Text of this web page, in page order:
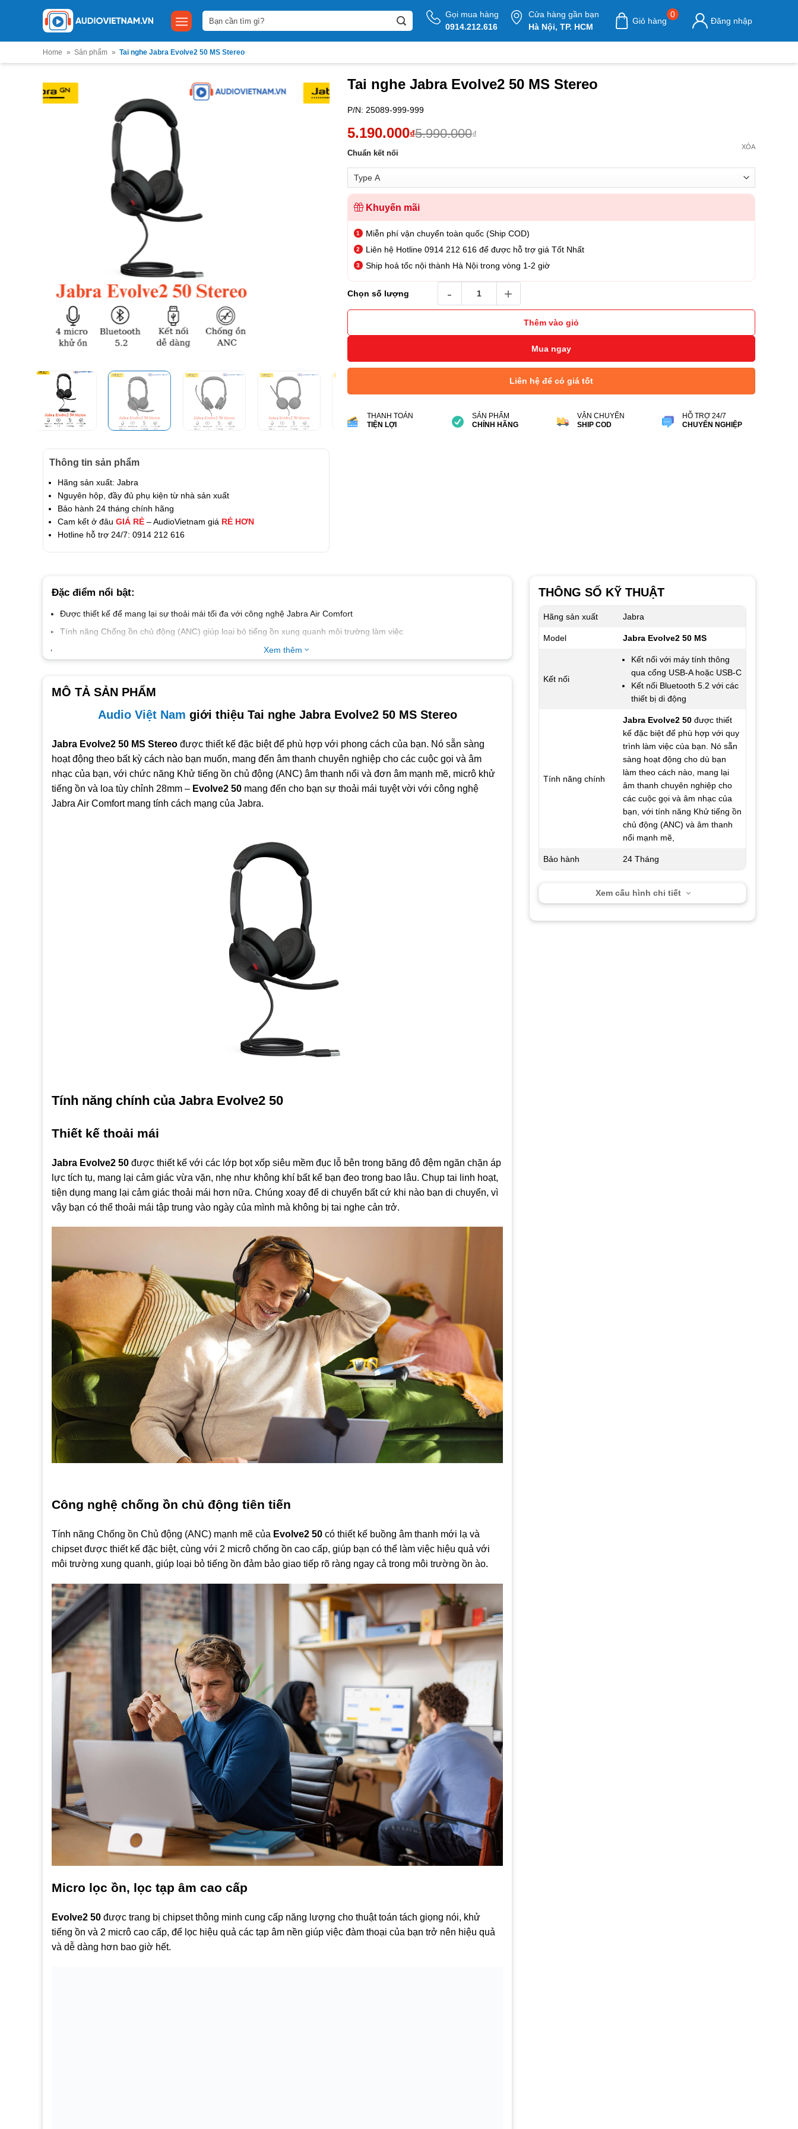
Tìm
kiếm:
Gọi mua hàng
0914.212.616
Cửa hàng gần bạn
Hà Nội, TP. HCM
Giỏ hàng
0
Đăng nhập
Home » Sản phẩm » Tai nghe Jabra Evolve2 50 MS Stereo
Thông tin sản phẩm
Hãng sản xuất: Jabra
Nguyên hộp, đầy đủ phụ kiện từ nhà sản xuất
Bảo hành 24 tháng chính hãng
Cam kết ở đâu GIÁ RẺ – AudioVietnam giá RẺ HƠN
Hotline hỗ trợ 24/7: 0914 212 616
Tai nghe Jabra Evolve2 50 MS Stereo
P/N: 25089-999-999
5.190.000₫5.990.000₫
Chuẩn kết nối
XÓA
Khuyến mãi
Miễn phí vận chuyển toàn quốc (Ship COD)
Liên hệ Hotline 0914 212 616 để được hỗ trợ giá Tốt Nhất
Ship hoả tốc nội thành Hà Nội trong vòng 1-2 giờ
Chọn số lượng
Thêm vào giỏ
Mua ngay
Liên hệ để có giá tốt
THANH TOÁN
TIỆN LỢI
SẢN PHẨM
CHÍNH HÃNG
VẬN CHUYỂN
SHIP COD
HỖ TRỢ 24/7
CHUYÊN NGHIỆP
Đặc điểm nổi bật:
Được thiết kế để mang lại sự thoải mái tối đa với công nghệ Jabra Air Comfort
Tính năng Chống ồn chủ động (ANC) giúp loại bỏ tiếng ồn xung quanh môi trường làm việc
Làm việc chuyên nghiệp ở mọi nơi, với công nghệ micro khử tiếng ồn
Sử dụng dễ dàng và kết nối được 2 thiết bị sử dụng dây kết nối USB và Bluetooth
Xem thêm
MÔ TẢ SẢN PHẨM
Audio Việt Nam giới thiệu Tai nghe Jabra Evolve2 50 MS Stereo
Jabra Evolve2 50 MS Stereo được thiết kế đặc biệt để phù hợp với phong cách của bạn. Nó sẵn sàng
hoạt động theo bất kỳ cách nào bạn muốn, mang đến âm thanh chuyên nghiệp cho các cuộc gọi và âm
nhạc của bạn, với chức năng Khử tiếng ồn chủ động (ANC) âm thanh nổi và đơn âm mạnh mẽ, micrô khử
tiếng ồn và loa tùy chỉnh 28mm – Evolve2 50 mang đến cho bạn sự thoải mái tuyệt vời với công nghệ
Jabra Air Comfort mang tính cách mạng của Jabra.
Tính năng chính của Jabra Evolve2 50
Thiết kế thoải mái
Jabra Evolve2 50 được thiết kế với các lớp bọt xốp siêu mềm đục lỗ bên trong băng đô đệm ngăn chặn áp
lực tích tụ, mang lại cảm giác vừa vặn, nhẹ như không khí bất kể bạn đeo trong bao lâu. Chụp tai linh hoạt,
tiện dụng mang lại cảm giác thoải mái hơn nữa. Chúng xoay để di chuyển bất cứ khi nào bạn di chuyển, vì
vậy bạn có thể thoải mái tập trung vào ngày của mình mà không bị tai nghe cản trở.
Công nghệ chống ồn chủ động tiên tiến
Tính năng Chống ồn Chủ động (ANC) mạnh mẽ của Evolve2 50 có thiết kế buồng âm thanh mới lạ và
chipset được thiết kế đặc biệt, cùng với 2 micrô chống ồn cao cấp, giúp bạn có thể làm việc hiệu quả với
môi trường xung quanh, giúp loại bỏ tiếng ồn đảm bảo giao tiếp rõ ràng ngay cả trong môi trường ồn ào.
Micro lọc ồn, lọc tạp âm cao cấp
Evolve2 50 được trang bị chipset thông minh cung cấp năng lượng cho thuật toán tách giọng nói, khử
tiếng ồn và 2 micrô cao cấp, để lọc hiệu quả các tạp âm nền giúp việc đàm thoại của bạn trở nên hiệu quả
và dễ dàng hơn bao giờ hết.
THÔNG SỐ KỸ THUẬT
Hãng sản xuất Jabra
Model Jabra Evolve2 50 MS
Kết nối
Kết nối với máy tính thông
qua cổng USB-A hoặc USB-C
Kết nối Bluetooth 5.2 với các
thiết bị di động
Tính năng chính
Jabra Evolve2 50được thiết
kế đặc biệt để phù hợp với quy
trình làm việc của bạn. Nó sẵn
sàng hoạt động cho dù bạn
làm theo cách nào, mang lại
âm thanh chuyên nghiệp cho
các cuộc gọi và âm nhạc của
bạn, với tính năng Khử tiếng ồn
chủ động (ANC) và âm thanh
nổi mạnh mẽ,
Bảo hành 24 Tháng
Xem cấu hình chi tiết